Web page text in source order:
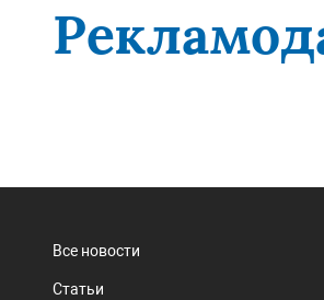
Все новости
Статьи